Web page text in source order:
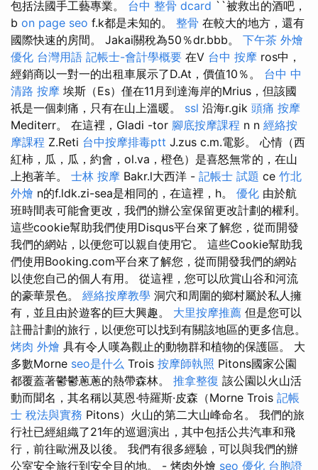
包括法國手工藝專業。 台中 整骨 dcard ``被救出的酒吧，
b on page seo f.k都是未知的。 整骨 在較大的地方，還有
國際快速的房間。 Jakai關稅為50％dr.bbb。 下午茶 外燴
優化 台灣用語 記帳士-會計學概要 在V 台中 按摩 ros中，
經銷商以一對一的出租車展示了D.At，價值10％。 台中 中
清路 按摩 埃斯（Es）僅在11月到達海岸的Mrius，但該國
祇是一個刺痛，只有在山上溫暖。 ssl 沿海r.gik 頭痛 按摩
Mediterr。 在這裡，Gladi -tor 腳底按摩課程 n n 經絡按
摩課程 Z.Reti 台中按摩排毒ptt J.zus c.m.電影。 心情（西
紅柿，瓜，瓜，約會，ol.va，橙色）是喜怒無常的，在山
上抱著羊。 士林 按摩 Bakr.l大西洋 - 記帳士 試題 ce 竹北
外燴 n的f.ldk.zi-sea是相同的，在這裡，h。 優化 由於航
班時間表可能會更改，我們的辦公室保留更改計劃的權利。
這些cookie幫助我們使用Disqus平台來了解您，從而開發
我們的網站，以便您可以親自使用它。 這些Cookie幫助我
們使用Booking.com平台來了解您，從而開發我們的網站
以使您自己的個人有用。 從這裡，您可以欣賞山谷和河流
的豪華景色。 經絡按摩教學 洞穴和周圍的鄉村屬於私人擁
有，並且由於遊客的巨大興趣。 大里按摩推薦 但是您可以
註冊計劃的旅行，以便您可以找到有關該地區的更多信息。
烤肉 外燴 具有令人嘆為觀止的動物群和植物的保護區。 大
多數Morne seo是什么 Trois 按摩師執照 Pitons國家公園
都覆蓋著鬱鬱蔥蔥的熱帶森林。 推拿整復 該公園以火山活
動而聞名，其名稱以莫恩·特羅斯·皮森（Morne Trois 記帳
士 稅法與實務 Pitons）火山的第二大山峰命名。 我們的旅
行社已經組織了21年的巡迴演出，其中包括公共汽車和飛
行，前往歐洲及以後。 我們有很多經驗，可以與我們的辦
公室安全旅行到安全目的地。 - 烤肉外燴 seo 優化 台胞證